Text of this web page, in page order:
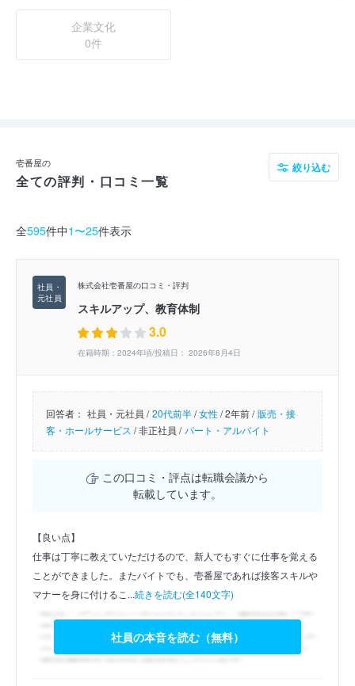
企業文化
0件
壱番屋の
全ての評判・口コミ一覧
絞り込む
全595件中1〜25件表示
株式会社壱番屋の口コミ・評判
スキルアップ、教育体制
3.0
在籍時期：2024年頃/投稿日： 2026年8月4日
回答者： 社員・元社員 / 20代前半/女性/2年前 / 販売・接
客・ホールサービス /非正社員 / パート・アルバイト
この口コミ・評点は転職会議から
転載しています。
【良い点】
仕事は丁寧に教えていただけるので、新人でもすぐに仕事を覚える
ことができました。またバイトでも、壱番屋であれば接客スキルや
マナーを身に付けるこ...続きを読む(全140文字)
社員の本音を読む（無料）